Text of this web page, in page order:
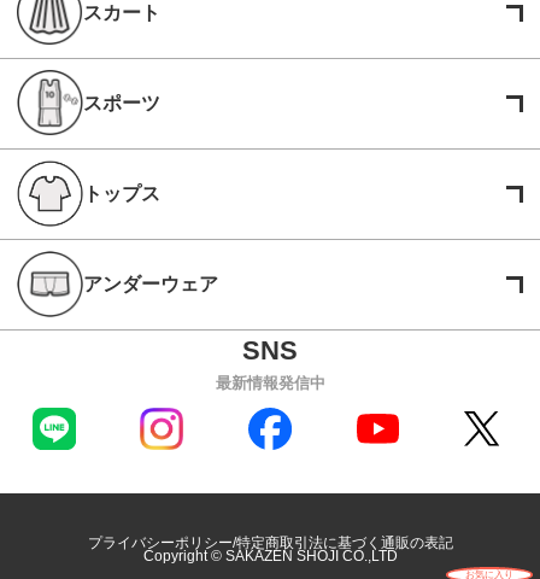
お気に入り
スカート
スポーツ
トップス
アンダーウェア
最新情報発信中
プライバシーポリシー 特定商取引法に基づく通販の表記
Copyright © SAKAZEN SHOJI CO.,LTD